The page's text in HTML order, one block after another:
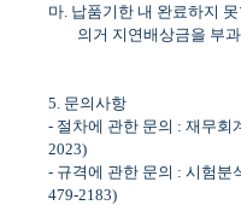
마 납품기한 내 완료하지
의거 지연배상금을 부
5. 문의사항
- 절차에 관한 문의 : 재무회
2023)
- 규격에 관한 문의 : 시험분
479-2183)